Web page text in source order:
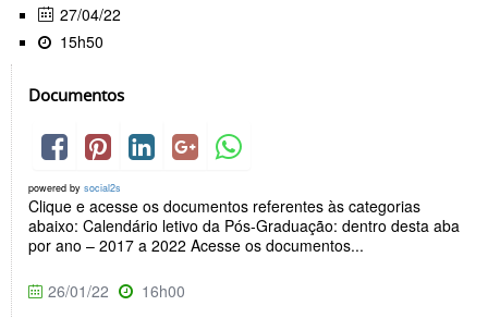
27/04/22
15h50
Documentos
powered by social2s
Clique e acesse os documentos referentes às categorias
abaixo: Calendário letivo da Pós-Graduação: dentro desta aba
por ano – 2017 a 2022 Acesse os documentos...
26/01/22 16h00